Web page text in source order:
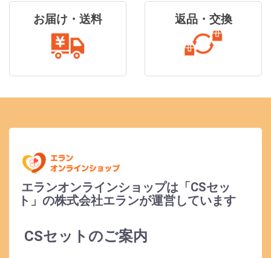
お届け・送料 返品・交換
エランオンラインショップは「CSセッ
ト」の株式会社エランが運営しています
CSセットのご案内